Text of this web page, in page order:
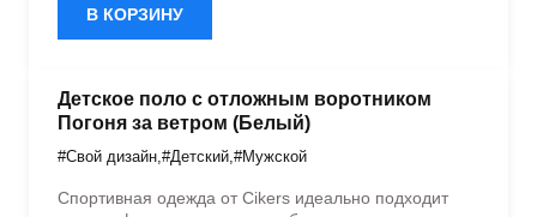
В КОРЗИНУ
Детское поло с отложным воротником
Погоня за ветром (Белый)
#Свой дизайн #Детский #Мужской
Спортивная одежда от Cikers идеально подходит